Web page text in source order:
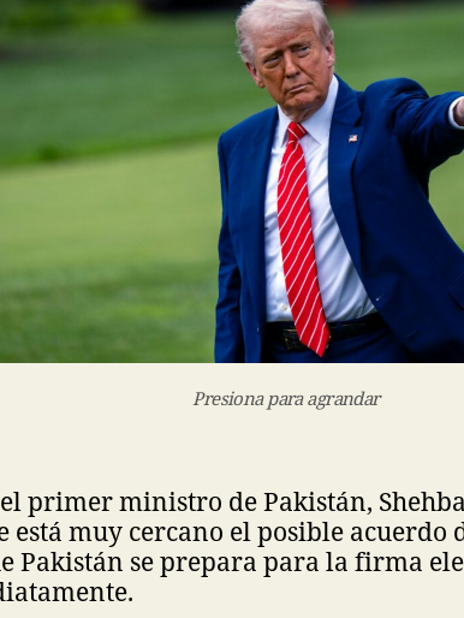
Presiona para agrandar
primer ministro de Pakistán,
está muy cercano el posible acuerdo
Pakistán se prepara para la firma